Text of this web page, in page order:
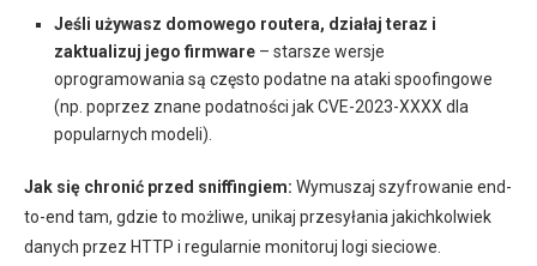
Jeśli używasz domowego routera, działaj teraz i
zaktualizuj jego firmware – starsze wersje
oprogramowania są często podatne na ataki spoofingowe
(np. poprzez znane podatności jak CVE-2023-XXXX dla
popularnych modeli).
Jak się chronić przed sniffingiem: Wymuszaj szyfrowanie end-
to-end tam, gdzie to możliwe, unikaj przesyłania jakichkolwiek
danych przez HTTP i regularnie monitoruj logi sieciowe.